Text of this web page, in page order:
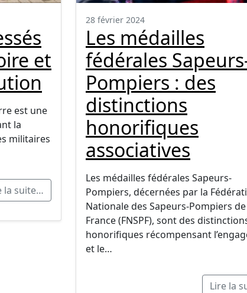
et
est une
la
militaires
la suite…
28 février 2024
Les médailles
fédérales
Pompiers : des
distinctions
honorifiques
associatives
Les médailles fédérales Sapeurs-
Pompiers, décernées par la
Nationale des Sapeurs-Pompiers de
France (FNSPF), sont des
honorifiques récompensant
et le…
Lire la